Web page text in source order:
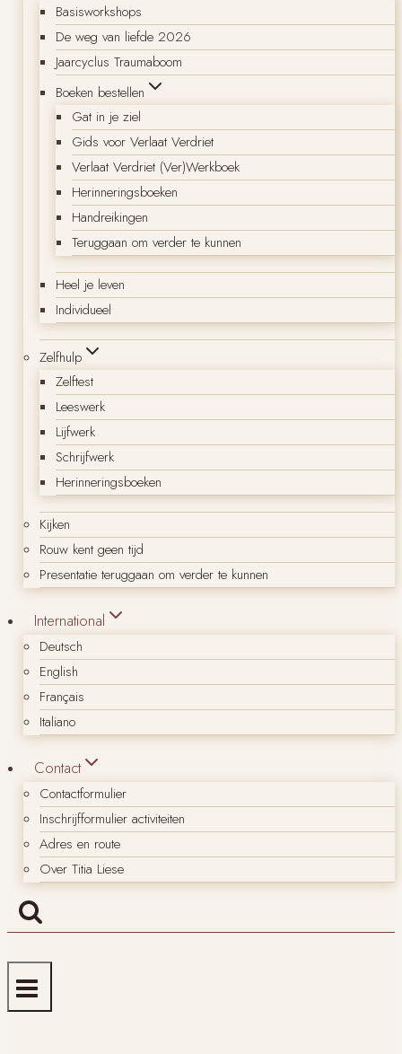
Basisworkshops
De weg van liefde 2026
Jaarcyclus Traumaboom
Boeken bestellen
Gat in je ziel
Gids voor Verlaat Verdriet
Verlaat Verdriet (Ver)Werkboek
Herinneringsboeken
Handreikingen
Teruggaan om verder te kunnen
Heel je leven
Individueel
Zelfhulp
Zelftest
Leeswerk
Lijfwerk
Schrijfwerk
Herinneringsboeken
Kijken
Rouw kent geen tijd
Presentatie teruggaan om verder te kunnen
International
Deutsch
English
Français
Italiano
Contact
Contactformulier
Inschrijfformulier activiteiten
Adres en route
Over Titia Liese